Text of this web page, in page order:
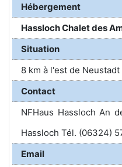
Hébergement
Hassloch Chalet des
Situation
8 km à l'est de Neustadt
Contact
NFHaus Hassloch An
Hassloch Tél. (06324)
Email